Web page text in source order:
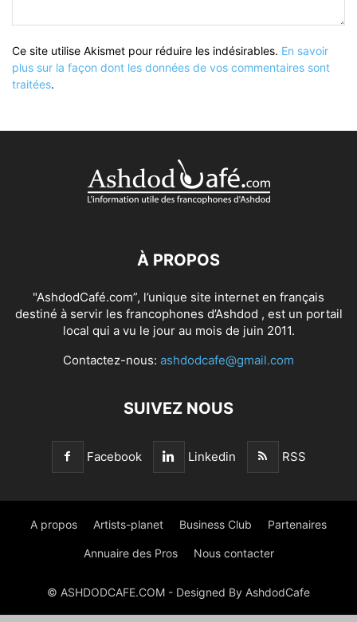
Ce site utilise Akismet pour réduire les indésirables. En savoir
plus sur la façon dont les données de vos commentaires sont
traitées.
À PROPOS
"AshdodCafé.com”, l’unique site internet en français
destiné à servir les francophones d’Ashdod , est un portail
local qui a vu le jour au mois de juin 2011.
Contactez-nous: ashdodcafe@gmail.com
SUIVEZ NOUS
Facebook Linkedin RSS
A propos Artists-planet Business Club Partenaires
Annuaire des Pros Nous contacter
© ASHDODCAFE.COM - Designed By AshdodCafe